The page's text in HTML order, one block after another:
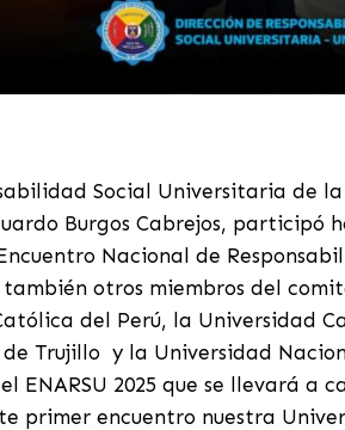
Social Universitaria de
Burgos Cabrejos, participó
Nacional de
otros miembros del
del Perú, la Universidad
Trujillo y la Universidad
ENARSU 2025 que se llevará a
primer encuentro nuestra